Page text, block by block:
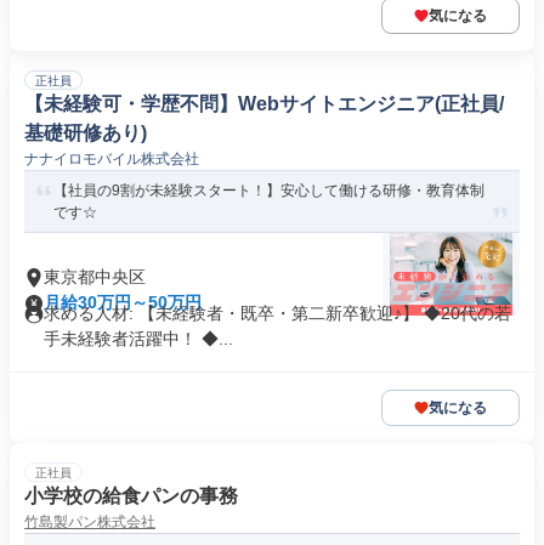
気になる
正社員
【未経験可・学歴不問】Webサイトエンジニア(正社員/
基礎研修あり)
ナナイロモバイル株式会社
【社員の9割が未経験スタート！】安心して働ける研修・教育体制
です☆
東京都中央区
月給30万円～50万円
求める人材: 【未経験者・既卒・第二新卒歓迎♪】 ◆20代の若
手未経験者活躍中！ ◆...
気になる
正社員
小学校の給食パンの事務
竹島製パン株式会社